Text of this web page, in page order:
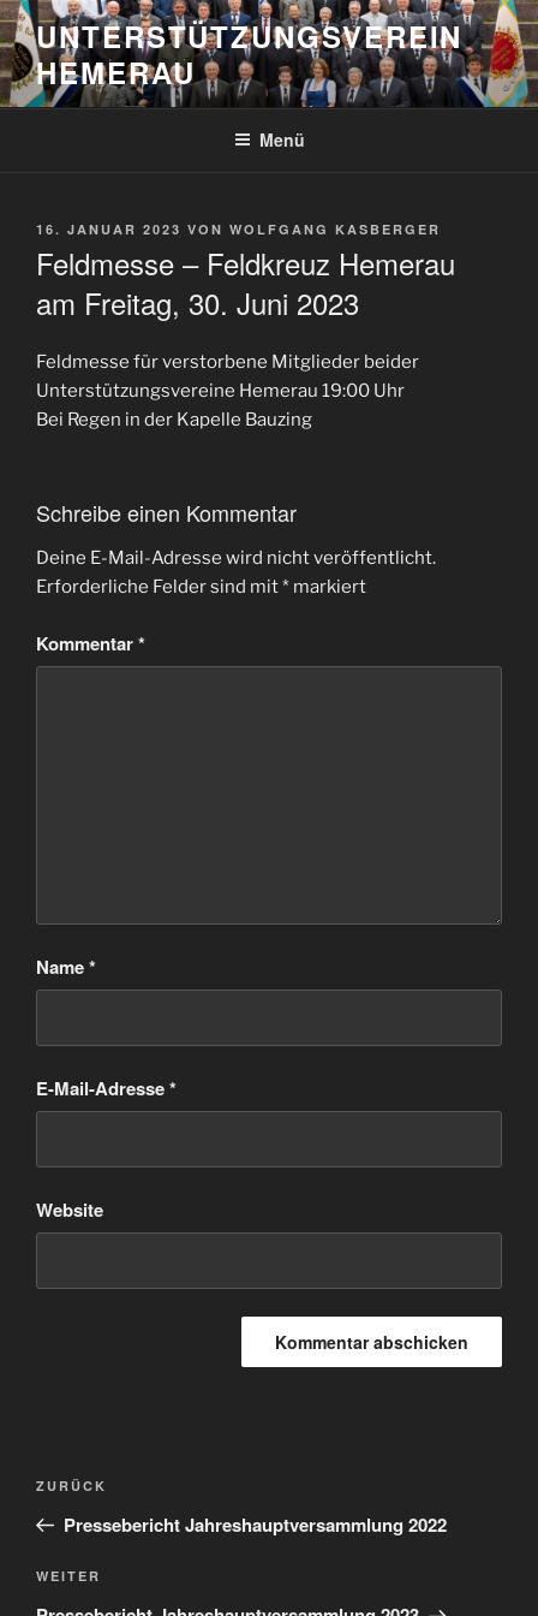
Zum
Inhalt
springen
UNTERSTÜTZUNGSVEREIN
HEMERAU
Menü
VERÖFFENTLICHT
16. JANUAR 2023 VON WOLFGANG KASBERGER
Feldmesse – Feldkreuz Hemerau
am Freitag, 30. Juni 2023
Feldmesse für verstorbene Mitglieder beider
Unterstützungsvereine Hemerau 19:00 Uhr
Bei Regen in der Kapelle Bauzing
Schreibe einen Kommentar
Deine E-Mail-Adresse wird nicht veröffentlicht.
Erforderliche Felder sind mit* markiert
Kommentar*
Name*
E-Mail-Adresse*
Website
Beitrags-
Vorheriger
Beitrag
ZURÜCK
Pressebericht Jahreshauptversammlung 2022
Nächster
Beitrag
WEITER